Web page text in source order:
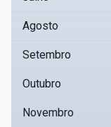
Agosto
Setembro
Outubro
Novembro